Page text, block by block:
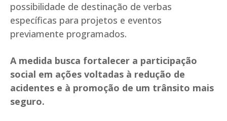
possibilidade de destinação de verbas
específicas para projetos e eventos
previamente programados.
A medida busca fortalecer a participação
social em ações voltadas à redução de
acidentes e à promoção de um trânsito mais
seguro.